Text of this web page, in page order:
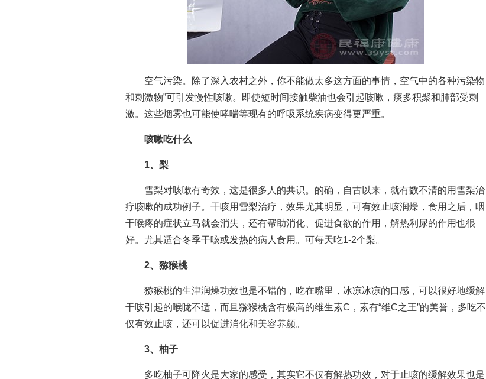
空气污染。除了深入农村之外，你不能做太多这方面的事情，空气中的各种污染物
和刺激物”可引发慢性咳嗽。即使短时间接触柴油也会引起咳嗽，痰多积聚和肺部受刺
激。这些烟雾也可能使哮喘等现有的呼吸系统疾病变得更严重。
咳嗽吃什么
1、梨
雪梨对咳嗽有奇效，这是很多人的共识。的确，自古以来，就有数不清的用雪梨治
疗咳嗽的成功例子。干咳用雪梨治疗，效果尤其明显，可有效止咳润燥，食用之后，咽
干喉疼的症状立马就会消失，还有帮助消化、促进食欲的作用，解热利尿的作用也很
好。尤其适合冬季干咳或发热的病人食用。可每天吃1-2个梨。
2、猕猴桃
猕猴桃的生津润燥功效也是不错的，吃在嘴里，冰凉冰凉的口感，可以很好地缓解
干咳引起的喉咙不适，而且猕猴桃含有极高的维生素C，素有“维C之王”的美誉，多吃不
仅有效止咳，还可以促进消化和美容养颜。
3、柚子
多吃柚子可降火是大家的感受，其实它不仅有解热功效，对于止咳的缓解效果也是